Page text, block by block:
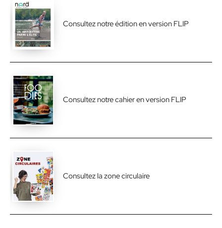
Consultez notre édition en version FLIP
Consultez notre cahier en version FLIP
Consultez la zone circulaire